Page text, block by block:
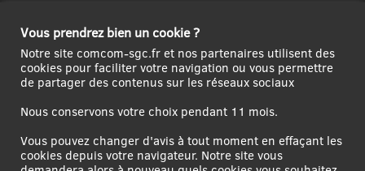
Vous prendrez bien un cookie ?
Notre site comcom-sgc.fr et nos partenaires utilisent des
cookies pour faciliter votre navigation ou vous permettre
de partager des contenus sur les réseaux sociaux
Nous conservons votre choix pendant 11 mois.
Vous pouvez changer d'avis à tout moment en effaçant les
cookies depuis votre navigateur. Notre site vous